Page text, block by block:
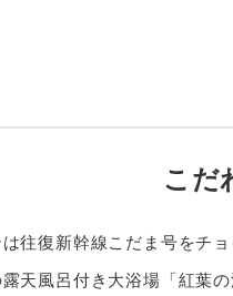
こだ
往復新幹線こだま号をチ
天風呂付き大浴場「紅葉